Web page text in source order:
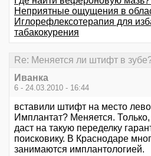
Неприятные ощущения в
Иглорефлексотерапия для
табакокурения
Re: Меняется ли штифт в
Иванка
6 - 24.03.2010 - 16:44
вставили штифт на место
Имплантат? Меняется.
даст на такую переделку
поисковику. В Краснодаре
занимаются имплантологией.